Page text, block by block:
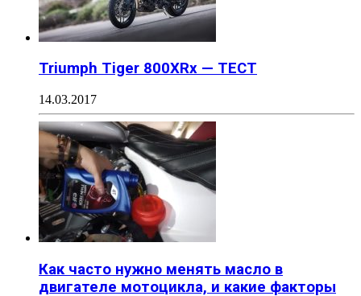
Triumph Tiger 800XRx — ТЕСТ
14.03.2017
Как часто нужно менять масло в
двигателе мотоцикла, и какие факторы